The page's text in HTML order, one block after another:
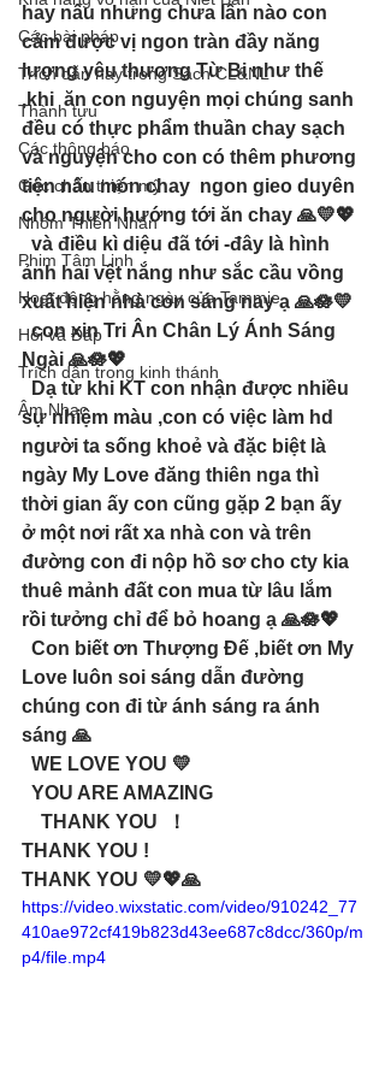
Các bài pháp
Trích dẫn hay trong Sách CL&NL
Thành tựu
Các thông báo
Góc chân thiện mỹ
Nhóm Thiên Nhãn
Phim Tâm Linh
Hoạt động hằng ngày của Tammie
Hỏi và Đáp
Trích dẫn trong kinh thánh
Âm Nhạc
hay nấu nhưng chưa lần nào con
cảm được vị ngon tràn đầy năng
lượng yêu thương Từ Bi như thế
,khi  ăn con nguyện mọi chúng sanh
đều có thực phẩm thuần chay sạch
và nguyện cho con có thêm phương
tiện nấu món chay  ngon gieo duyên
cho người hướng tới ăn chay 🙏💛💖
và điều kì diệu đã tới -đây là hình
ảnh hai vệt nắng như sắc cầu vồng
xuất hiện nhà con sáng nay ạ 🙏🪷💛
con xin Tri Ân Chân Lý Ánh Sáng
Ngài 🙏🪷💖
Dạ từ khi KT con nhận được nhiều
sự nhiệm màu ,con có việc làm hd
người ta sống khoẻ và đặc biệt là
ngày My Love đăng thiên nga thì
thời gian ấy con cũng gặp 2 bạn ấy
ở một nơi rất xa nhà con và trên
đường con đi nộp hồ sơ cho cty kia
thuê mảnh đất con mua từ lâu lắm
rồi tưởng chỉ để bỏ hoang ạ 🙏🪷💖
Con biết ơn Thượng Đế ,biết ơn My
Love luôn soi sáng dẫn đường
chúng con đi từ ánh sáng ra ánh
sáng 🙏
WE LOVE YOU 💛
YOU ARE AMAZING
THANK YOU  ！
THANK YOU !
THANK YOU 💛💖🙏
https://video.wixstatic.com/video/910242_77
410ae972cf419b823d43ee687c8dcc/360p/m
p4/file.mp4